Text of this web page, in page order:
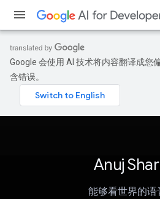
Google 会使用 AI 技术将内容翻译成您
含错误。
Anuj
能够看世界的语